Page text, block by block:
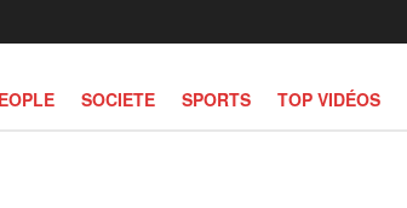
SOCIETE SPORTS TOP VIDÉOS